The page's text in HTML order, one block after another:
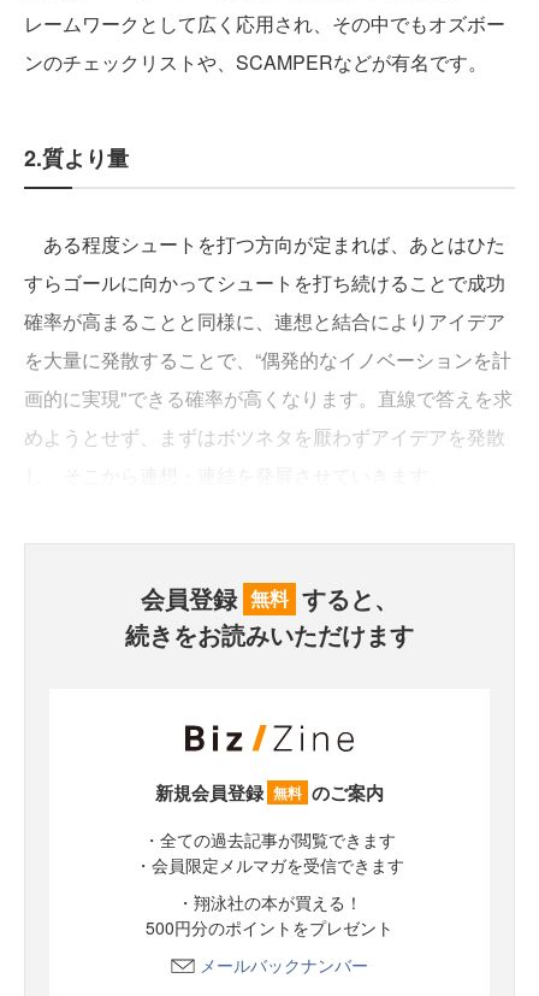
レームワークとして広く応用され、その中でもオズボー
ンのチェックリストや、SCAMPERなどが有名です。
2.質より量
ある程度シュートを打つ方向が定まれば、あとはひた
すらゴールに向かってシュートを打ち続けることで成功
確率が高まることと同様に、連想と結合によりアイデア
を大量に発散することで、“偶発的なイノベーションを計
画的に実現"できる確率が高くなります。直線で答えを求
めようとせず、まずはボツネタを厭わずアイデアを発散
会員登録 無料 すると、
続きをお読みいただけます
新規会員登録 無料 のご案内
・全ての過去記事が閲覧できます
・会員限定メルマガを受信できます
・翔泳社の本が買える！
500円分のポイントをプレゼント
メールバックナンバー